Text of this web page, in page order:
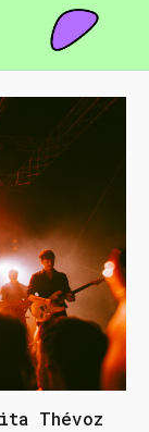
Thévoz